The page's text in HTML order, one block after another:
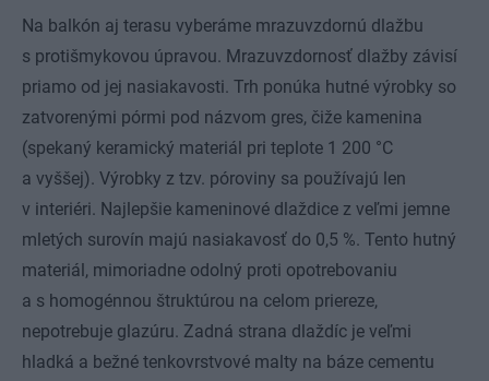
Na balkón aj terasu vyberáme mrazuvzdornú dlažbu
s protišmykovou úpravou. Mrazuvzdornosť dlažby závisí
priamo od jej nasiakavosti. Trh ponúka hutné výrobky so
zatvorenými pórmi pod názvom gres, čiže kamenina
(spekaný keramický materiál pri teplote 1 200 °C
a vyššej). Výrobky z tzv. póroviny sa používajú len
v interiéri. Najlepšie kameninové dlaždice z veľmi jemne
mletých surovín majú nasiakavosť do 0,5 %. Tento hutný
materiál, mimoriadne odolný proti opotrebovaniu
a s homogénnou štruktúrou na celom priereze,
nepotrebuje glazúru. Zadná strana dlaždíc je veľmi
hladká a bežné tenkovrstvové malty na báze cementu